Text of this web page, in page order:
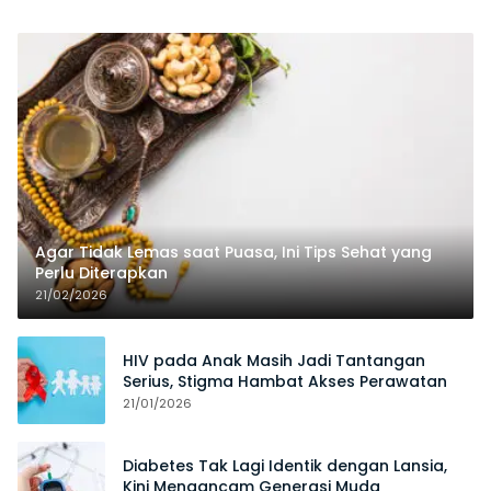
Agar Tidak Lemas saat Puasa, Ini Tips Sehat yang
Perlu Diterapkan
21/02/2026
HIV pada Anak Masih Jadi Tantangan
Serius, Stigma Hambat Akses Perawatan
21/01/2026
Diabetes Tak Lagi Identik dengan Lansia,